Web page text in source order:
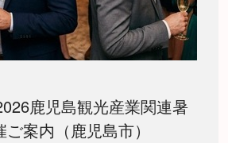
鹿児島観光産業関連暑
案内（鹿児島市）